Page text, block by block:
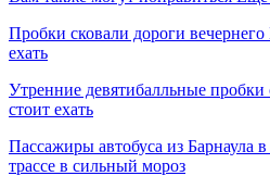
Пробки сковали дороги вечернего
ехать
Утренние девятибалльные пробки
стоит ехать
Пассажиры автобуса из Барнаула
трассе в сильный мороз